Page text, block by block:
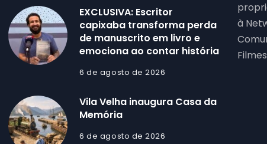
EXCLUSIVA: Escritor
capixaba transforma perda
de manuscrito em livro e
emociona ao contar história
6 de agosto de 2026
Vila Velha inaugura Casa da
Memória
6 de agosto de 2026
à